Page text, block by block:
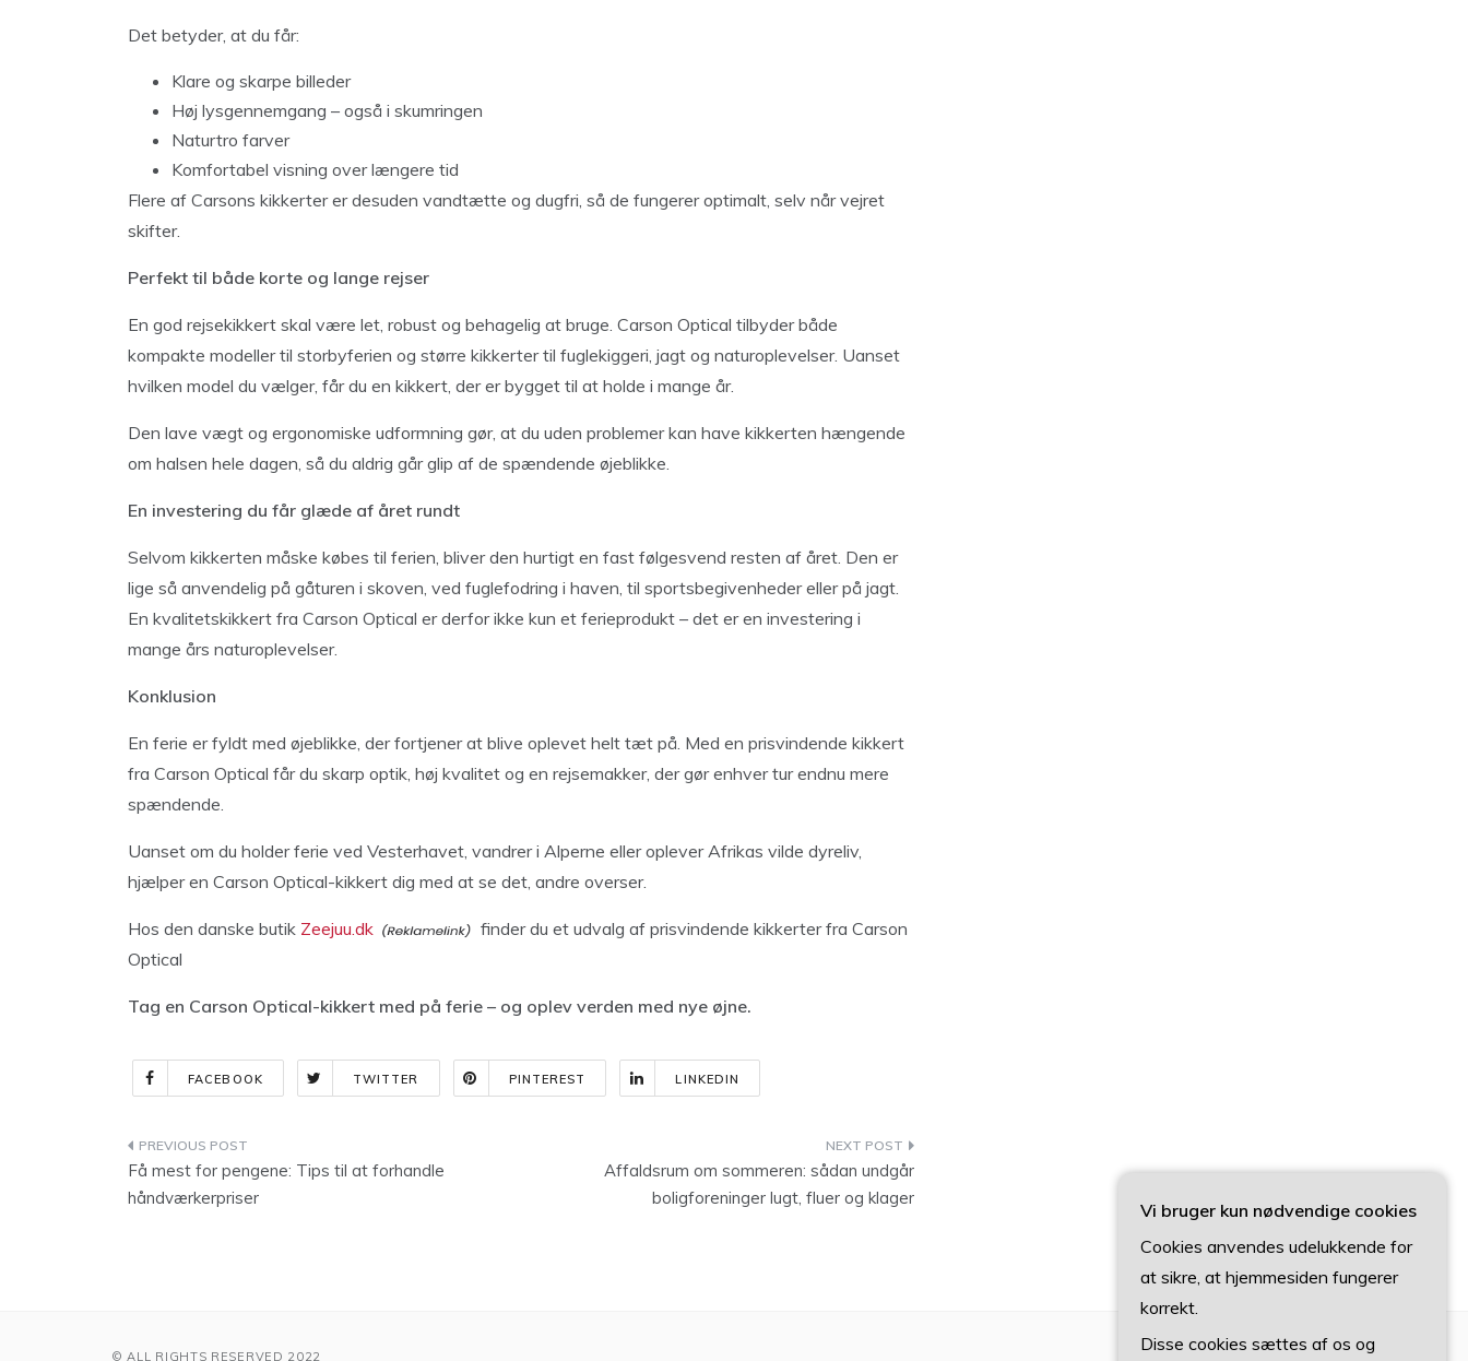
Det betyder, at du får:
Klare og skarpe billeder
Høj lysgennemgang – også i skumringen
Naturtro farver
Komfortabel visning over længere tid
Flere af Carsons kikkerter er desuden vandtætte og dugfri, så de fungerer optimalt, selv når vejret
skifter.
Perfekt til både korte og lange rejser
En god rejsekikkert skal være let, robust og behagelig at bruge. Carson Optical tilbyder både
kompakte modeller til storbyferien og større kikkerter til fuglekiggeri, jagt og naturoplevelser. Uanset
hvilken model du vælger, får du en kikkert, der er bygget til at holde i mange år.
Den lave vægt og ergonomiske udformning gør, at du uden problemer kan have kikkerten hængende
om halsen hele dagen, så du aldrig går glip af de spændende øjeblikke.
En investering du får glæde af året rundt
Selvom kikkerten måske købes til ferien, bliver den hurtigt en fast følgesvend resten af året. Den er
lige så anvendelig på gåturen i skoven, ved fuglefodring i haven, til sportsbegivenheder eller på jagt.
En kvalitetskikkert fra Carson Optical er derfor ikke kun et ferieprodukt – det er en investering i
mange års naturoplevelser.
Konklusion
En ferie er fyldt med øjeblikke, der fortjener at blive oplevet helt tæt på. Med en prisvindende kikkert
fra Carson Optical får du skarp optik, høj kvalitet og en rejsemakker, der gør enhver tur endnu mere
spændende.
Uanset om du holder ferie ved Vesterhavet, vandrer i Alperne eller oplever Afrikas vilde dyreliv,
hjælper en Carson Optical-kikkert dig med at se det, andre overser.
Hos den danske butik Zeejuu.dk
finder du et udvalg af prisvindende kikkerter fra Carson
Optical
Tag en Carson Optical-kikkert med på ferie – og oplev verden med nye øjne.
FACEBOOK TWITTER PINTEREST LINKEDIN
Indlægsnavigation
Få mest for pengene: Tips til at forhandle
håndværkerpriser
Affaldsrum om sommeren: sådan undgår
boligforeninger lugt, fluer og klager
© ALL RIGHTS RESERVED 2022
Vi bruger kun nødvendige cookies
Cookies anvendes udelukkende for
at sikre, at hjemmesiden fungerer
korrekt.
Disse cookies sættes af os og